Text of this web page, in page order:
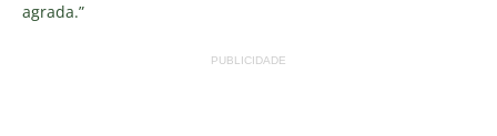
agrada.”
PUBLICIDADE